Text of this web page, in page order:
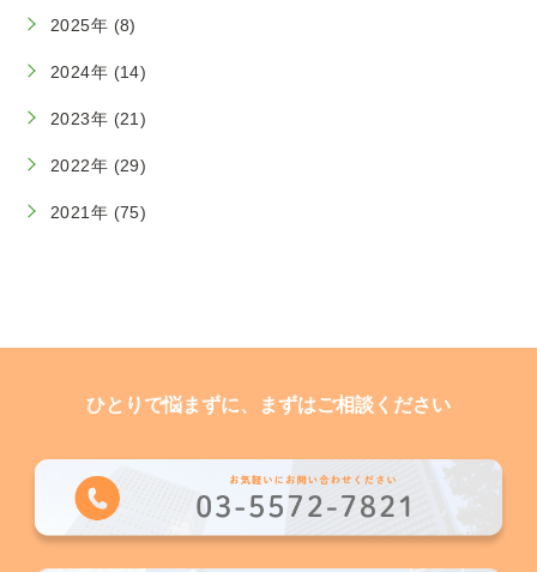
2025年 (8)
2024年 (14)
2023年 (21)
2022年 (29)
2021年 (75)
ひとりで悩まずに、まずはご相談ください